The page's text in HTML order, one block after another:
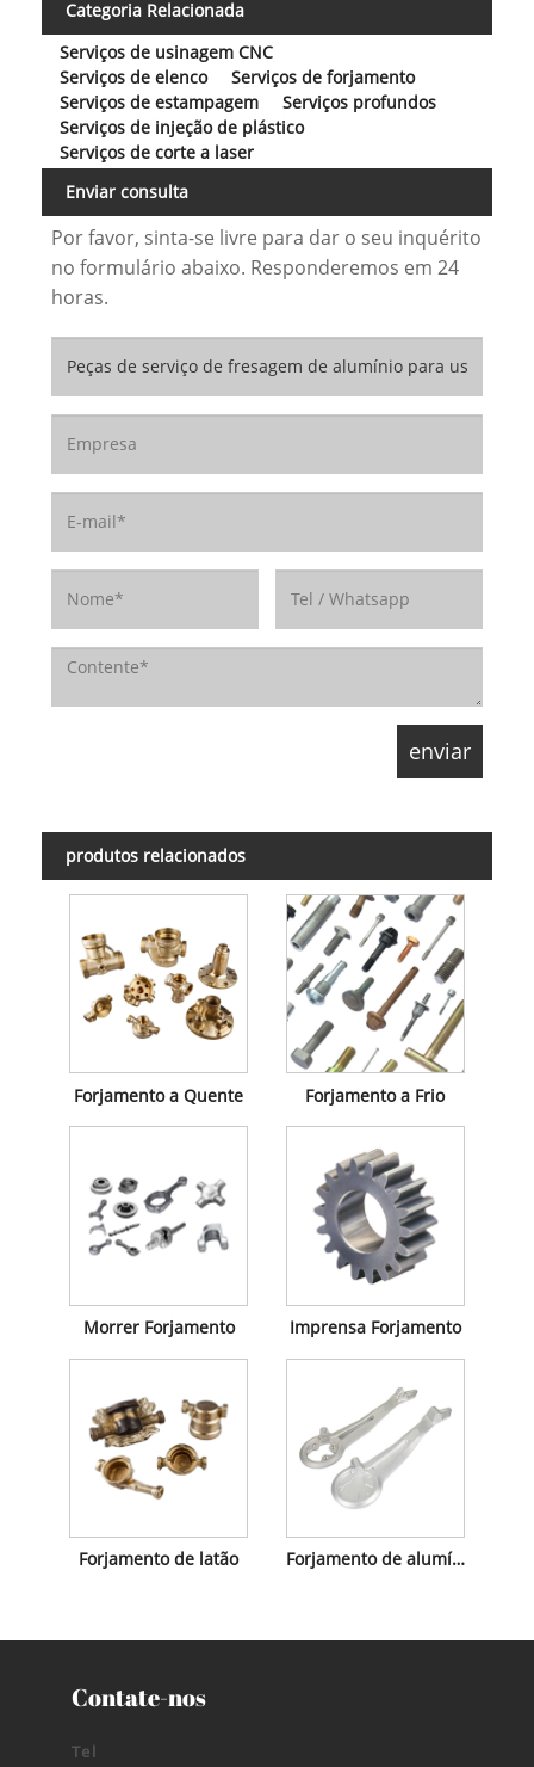
Categoria Relacionada
Serviços de usinagem CNC
Serviços de elenco
Serviços de forjamento
Serviços de estampagem
Serviços profundos
Serviços de injeção de plástico
Serviços de corte a laser
Enviar consulta
Por favor, sinta-se livre para dar o seu inquérito
no formulário abaixo. Responderemos em 24
horas.
produtos relacionados
Forjamento a Quente Forjamento a Frio
Morrer Forjamento Imprensa Forjamento
Forjamento de latão Forjamento de alumínio
Contate-nos
Tel